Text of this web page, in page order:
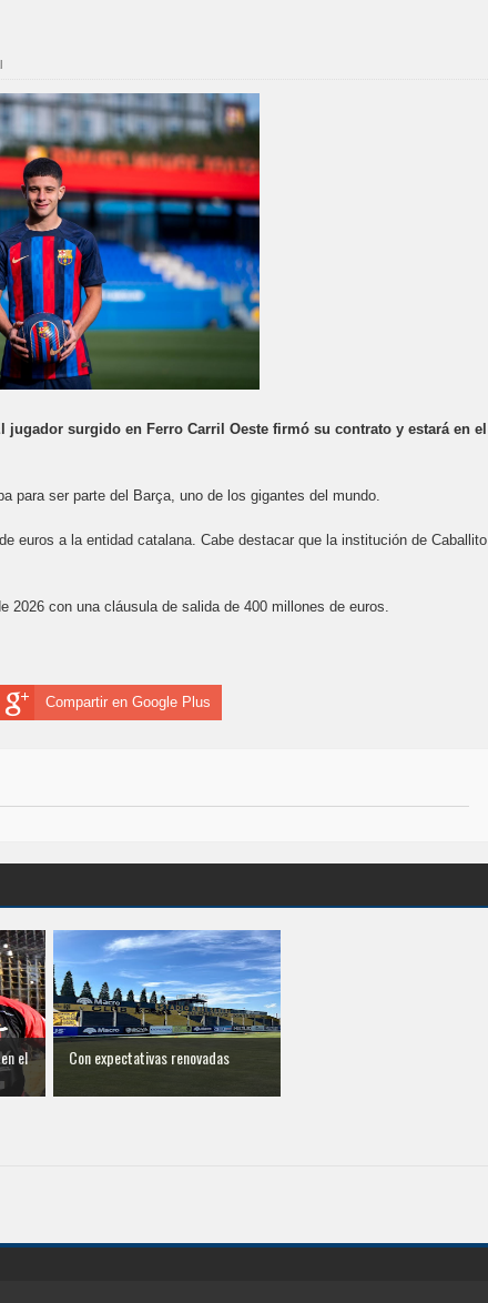
surgido en Ferro Carril Oeste firmó su contrato y estará en el
para ser parte del Barça, uno de los gigantes del mundo.
euros a la entidad catalana. Cabe destacar que la institución de Caballito
con una cláusula de salida de 400 millones de euros.
Compartir en Google Plus
el
Con expectativas renovadas